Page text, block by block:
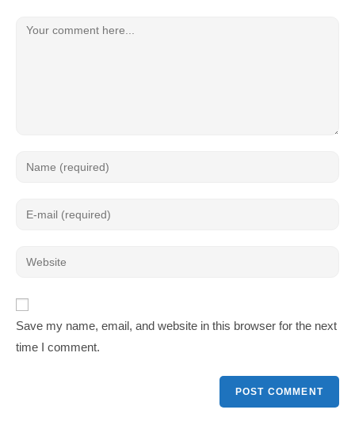
Save my name, email, and website in this browser for the next
time I comment.